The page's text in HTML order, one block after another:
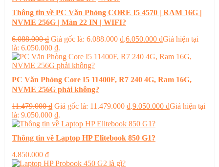
Thông tin về PC Văn Phòng CORE I5 4570 | RAM 16G |
NVME 256G | Màn 22 IN | WIFI?
6.088.000₫ Giá gốc là: 6.088.000 ₫.6.050.000 ₫Giá hiện tại
là: 6.050.000 ₫.
PC Văn Phòng Core I5 11400F, R7 240 4G, Ram 16G,
NVME 256G phải không?
11.479.000₫ Giá gốc là: 11.479.000 ₫.9.050.000 ₫Giá hiện tại
là: 9.050.000 ₫.
Thông tin về Laptop HP Elitebook 850 G1?
4.850.000 ₫